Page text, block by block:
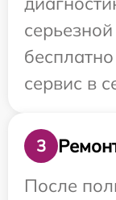
сервис в
3
После